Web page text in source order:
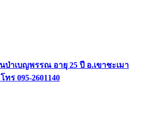
ป่าเบญพรรณ อายุ 25 ปี อ.เขาชะเมา
ร 095-2601140